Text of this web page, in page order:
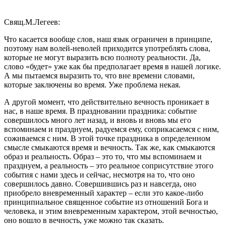
Свящ.М.Легеев:
Что касается вообще слов, наш язык ограничен в принципе,
поэтому нам волей-неволей приходится употреблять слова,
которые не могут выразить всю полноту реальности. Да,
слово «будет» уже как бы предполагает время в нашей логике.
А мы пытаемся выразить то, что вне времени словами,
которые заключены во время. Уже проблема некая.
А другой момент, что действительно вечность проникает в
нас, в наше время. В праздновании праздника: событие
совершилось много лет назад, и вновь и вновь мы его
вспоминаем и празднуем, радуемся ему, соприкасаемся с ним,
соживаемся с ним. В этой точке праздника в определенном
смысле смыкаются время и вечность. Так же, как смыкаются
образ и реальность. Образ – это то, что мы вспоминаем и
празднуем, а реальность – это реальное соприсутствие этого
события с нами здесь и сейчас, несмотря на то, что оно
совершилось давно. Совершившись раз и навсегда, оно
приобрело вневременный характер – если это какое-либо
принципиальное священное событие из отношений Бога и
человека, и этим вневременным характером, этой вечностью,
оно вошло в вечность, уже можно так сказать.